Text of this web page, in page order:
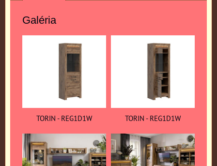
Galéria
TORIN - REG1D1W TORIN - REG1D1W